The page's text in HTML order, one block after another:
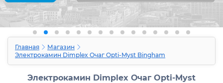
Контакты
Главная
Магазин
Электрокамин Dimplex Очаг Opti-Myst Bingham
Электрокамин Dimplex Очаг Opti-Myst